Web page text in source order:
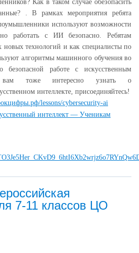
Как в таком случае обезопасить
. В рамках мероприятия ребята
используют возможности
работать с ИИ безопасно. Ребятам
новых технологий и как специалисты по
алгоритмы машинного обучения во
безопасной работе с искусственным
вам тоже интересно узнать о
интеллекте, присоединяйтесь!
lessons/cybersecurity-ai
интеллект — Ученикам
7-11 классов ЦО